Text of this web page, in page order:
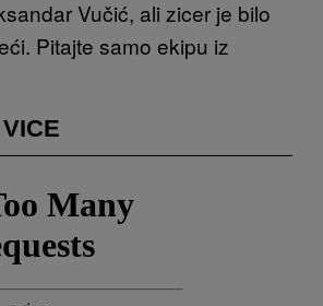
Vučić, ali zicer je bilo
Pitajte samo ekipu iz